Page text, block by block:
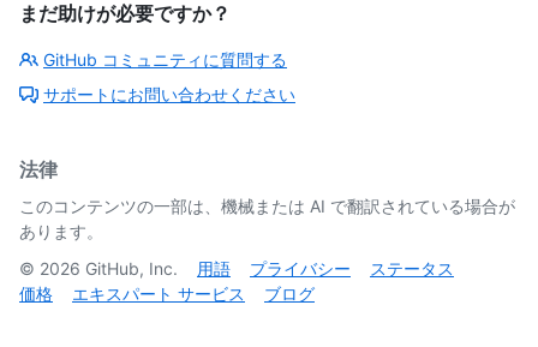
まだ助けが必要ですか？
GitHub コミュニティに質問する
サポートにお問い合わせください
法律
このコンテンツの一部は、機械または AI で翻訳されている場合が
あります。
© 2026 GitHub, Inc. 用語 プライバシー
ステータス
価格
エキスパート サービス ブログ